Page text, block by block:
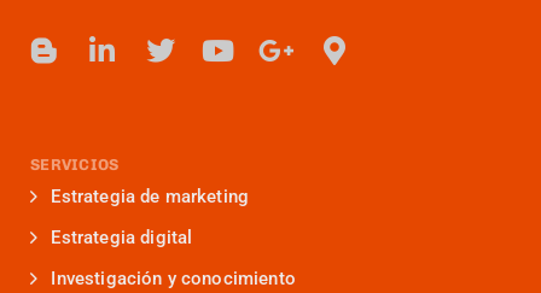
SERVICIOS
Estrategia de marketing
Estrategia digital
Investigación y conocimiento